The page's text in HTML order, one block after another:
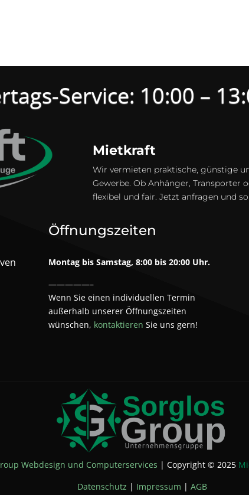
Service: 10:00 –
Mietkraft
Wir vermieten praktische, günstige
Gewerbe. Ob Anhänger, Transporter
flexibel und fair. Jetzt anfragen und
Öffnungszeiten
Montag bis Samstag, 8:00 bis 20:00 Uhr.
—————–
Wenn Sie einen individuellen Termin
außerhalb unserer Öffnungszeiten
wünschen, kontaktieren Sie uns gern!
Webdesign und Computerservices | Copyright © 2025
Datenschutz | Impressum | AGB